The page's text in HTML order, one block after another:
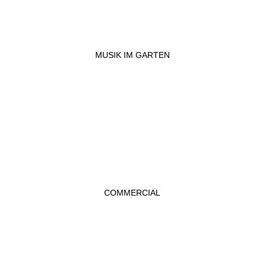
MUSIK IM GARTEN
COMMERCIAL